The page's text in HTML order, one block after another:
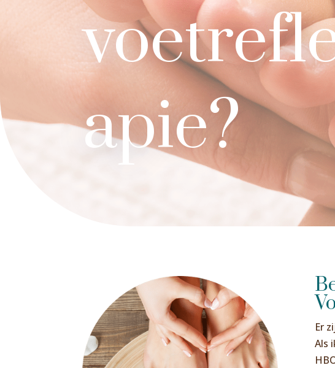
apie?
Er
Als